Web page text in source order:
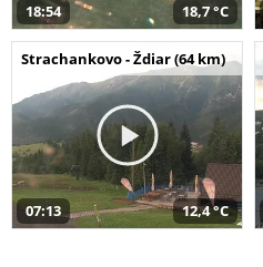
18:54 18,7 °C
Strachankovo - Ždiar (64 km)
07:13 12,4 °C